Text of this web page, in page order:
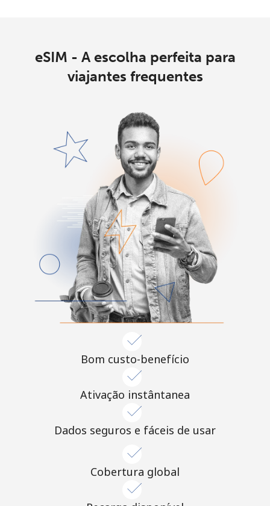
eSIM - A escolha perfeita para
viajantes frequentes
Bom custo-benefício
Ativação instântanea
Dados seguros e fáceis de usar
Cobertura global